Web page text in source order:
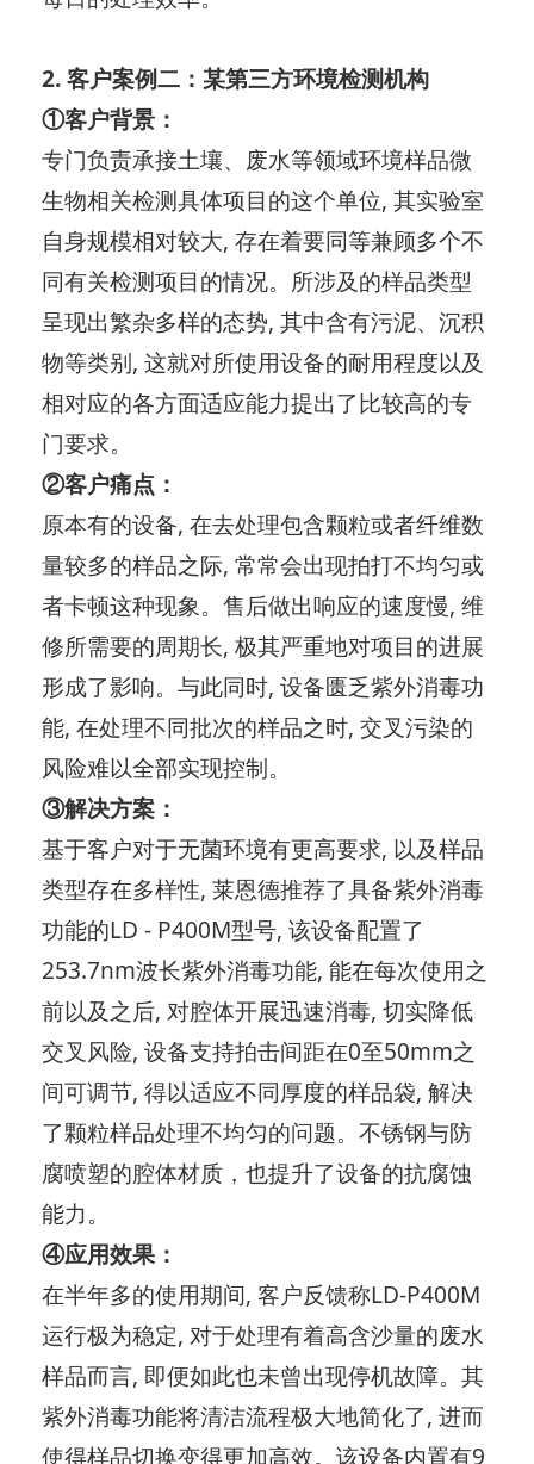
2. 客户案例二：某第三方环境检测机构
①客户背景：
专门负责承接土壤、废水等领域环境样品微
生物相关检测具体项目的这个单位, 其实验室
自身规模相对较大, 存在着要同等兼顾多个不
同有关检测项目的情况。所涉及的样品类型
呈现出繁杂多样的态势, 其中含有污泥、沉积
物等类别, 这就对所使用设备的耐用程度以及
相对应的各方面适应能力提出了比较高的专
门要求。
②客户痛点：
原本有的设备, 在去处理包含颗粒或者纤维数
量较多的样品之际, 常常会出现拍打不均匀或
者卡顿这种现象。售后做出响应的速度慢, 维
修所需要的周期长, 极其严重地对项目的进展
形成了影响。与此同时, 设备匮乏紫外消毒功
能, 在处理不同批次的样品之时, 交叉污染的
风险难以全部实现控制。
③解决方案：
基于客户对于无菌环境有更高要求, 以及样品
类型存在多样性, 莱恩德推荐了具备紫外消毒
功能的LD - P400M型号, 该设备配置了
253.7nm波长紫外消毒功能, 能在每次使用之
前以及之后, 对腔体开展迅速消毒, 切实降低
交叉风险, 设备支持拍击间距在0至50mm之
间可调节, 得以适应不同厚度的样品袋, 解决
了颗粒样品处理不均匀的问题。不锈钢与防
腐喷塑的腔体材质，也提升了设备的抗腐蚀
能力。
④应用效果：
在半年多的使用期间, 客户反馈称LD-P400M
运行极为稳定, 对于处理有着高含沙量的废水
样品而言, 即便如此也未曾出现停机故障。其
紫外消毒功能将清洁流程极大地简化了, 进而
使得样品切换变得更加高效。该设备内置有9